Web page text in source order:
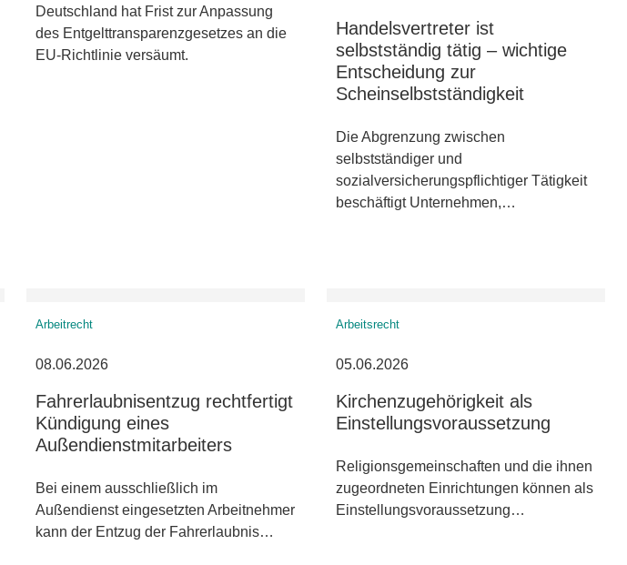
Deutschland hat Frist zur Anpassung
des Entgelttransparenzgesetzes an die
EU-Richtlinie versäumt.
Handelsvertreter ist
selbstständig tätig – wichtige
Entscheidung zur
Scheinselbstständigkeit
Die Abgrenzung zwischen
selbstständiger und
sozialversicherungspflichtiger Tätigkeit
beschäftigt Unternehmen,…
Arbeitrecht
08.06.2026
Fahrerlaubnisentzug rechtfertigt
Kündigung eines
Außendienstmitarbeiters
Bei einem ausschließlich im
Außendienst eingesetzten Arbeitnehmer
kann der Entzug der Fahrerlaubnis…
Arbeitsrecht
05.06.2026
Kirchenzugehörigkeit als
Einstellungsvoraussetzung
Religionsgemeinschaften und die ihnen
zugeordneten Einrichtungen können als
Einstellungsvoraussetzung…